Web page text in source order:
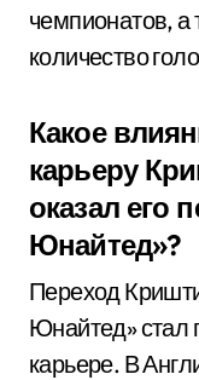
чемпионатов, а
количество
Какое
карьеру
оказал его
Юнайтед»?
Переход
Юнайтед» стал
карьере. В